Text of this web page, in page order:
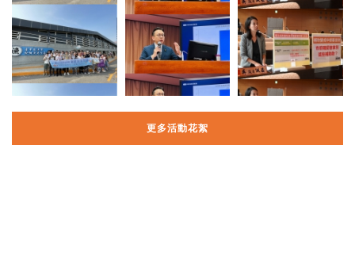
更多活動花絮